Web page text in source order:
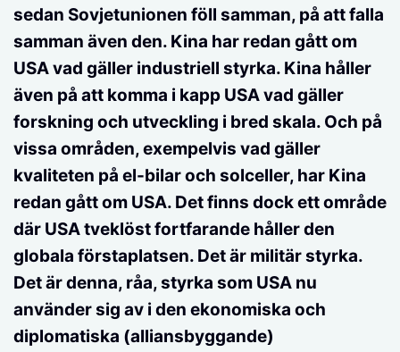
sedan Sovjetunionen föll samman, på att falla
samman även den. Kina har redan gått om
USA vad gäller industriell styrka. Kina håller
även på att komma i kapp USA vad gäller
forskning och utveckling i bred skala. Och på
vissa områden, exempelvis vad gäller
kvaliteten på el-bilar och solceller, har Kina
redan gått om USA. Det finns dock ett område
där USA tveklöst fortfarande håller den
globala förstaplatsen. Det är militär styrka.
Det är denna, råa, styrka som USA nu
använder sig av i den ekonomiska och
diplomatiska (alliansbyggande)